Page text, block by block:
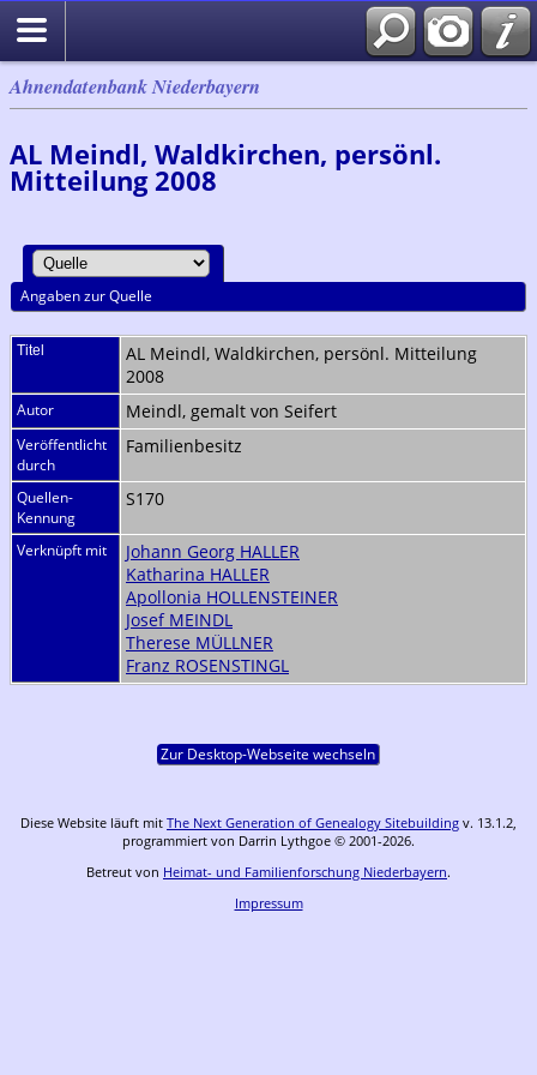
Ahnendatenbank Niederbayern
AL Meindl, Waldkirchen, persönl.
Mitteilung 2008
Angaben zur Quelle
Titel
AL Meindl, Waldkirchen, persönl. Mitteilung
2008
Autor Meindl, gemalt von Seifert
Veröffentlicht
durch
Familienbesitz
Quellen-
Kennung
S170
Verknüpft mit
Johann Georg HALLER
Katharina HALLER
Apollonia HOLLENSTEINER
Josef MEINDL
Therese MÜLLNER
Franz ROSENSTINGL
Zur Desktop-Webseite wechseln
Diese Website läuft mit The Next Generation of Genealogy Sitebuilding v. 13.1.2,
programmiert von Darrin Lythgoe © 2001-2026.
Betreut von Heimat- und Familienforschung Niederbayern.
Impressum